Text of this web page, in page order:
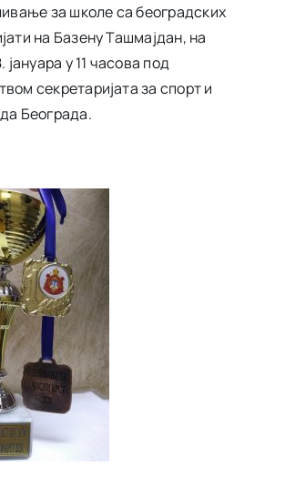
за школе са београдских
на Базену Ташмајдан, на
јануара у 11 часова под
секретаријата за спорт и
Београда.